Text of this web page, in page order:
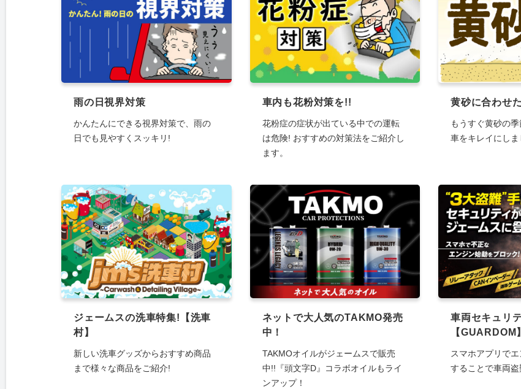
雨の日視界対策
かんたんにできる視界対策で、雨の
日でも見やすくスッキリ!
車内も花粉対策を!!
花粉症の症状が出ている中での運転
は危険! おすすめの対策法をご紹介し
ます。
黄砂に合わせ
もうすぐ黄砂の
車をキレイにしま
ジェームスの洗車特集!【洗車
村】
新しい洗車グッズからおすすめ商品
まで様々な商品をご紹介!
ネットで大人気のTAKMO発売
中！
TAKMOオイルがジェームスで販売
中!!『頭文字D』コラボオイルもライ
ンアップ！
車両セキュリ
【GUARDOM
スマホアプリで
することで車両盗